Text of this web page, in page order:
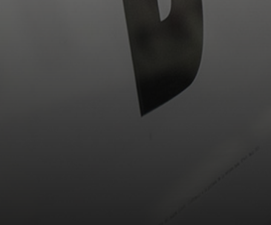
Español
Català
English